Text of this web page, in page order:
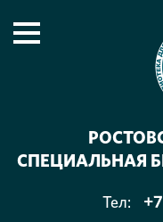
СПЕЦИАЛЬНАЯ
Тел: